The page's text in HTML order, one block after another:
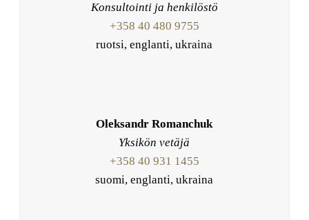
Konsultointi ja henkilöstö
+358 40 480 9755
ruotsi, englanti, ukraina
Oleksandr Romanchuk
Yksikön vetäjä
+358 40 931 1455
suomi, englanti, ukraina